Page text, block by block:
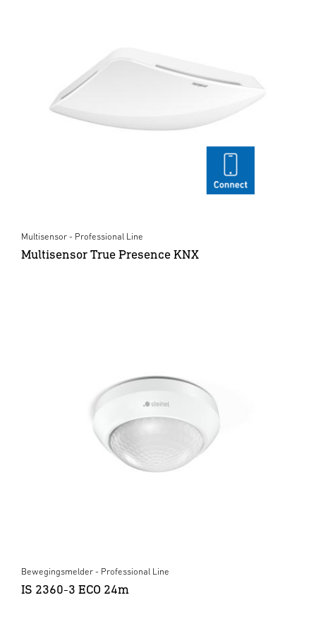
Multisensor - Professional Line
Multisensor True Presence KNX
Bewegingsmelder - Professional Line
IS 2360-3 ECO 24m